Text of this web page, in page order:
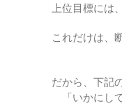
上位目標には
これだけは、
だから、下記
「いかにし